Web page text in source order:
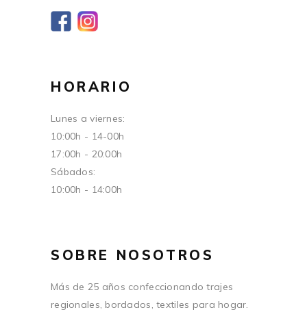
HORARIO
Lunes a viernes:
10:00h - 14-00h
17:00h - 20:00h
Sábados:
10:00h - 14:00h
SOBRE NOSOTROS
Más de 25 años confeccionando trajes
regionales, bordados, textiles para hogar.